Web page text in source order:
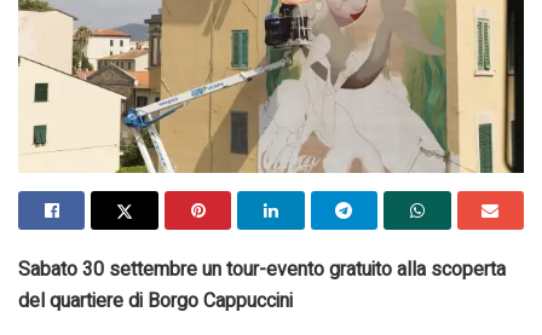
Sabato 30 settembre un tour-evento gratuitoalla scoperta
del quartiere di Borgo Cappuccini